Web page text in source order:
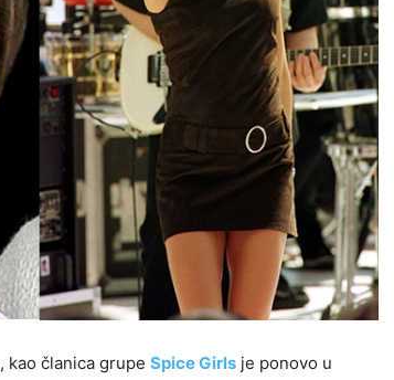
, kao članica grupe Spice Girls je ponovo u